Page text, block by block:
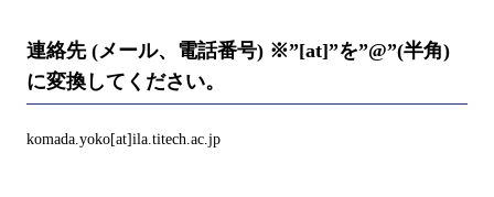
連絡先 (メール、電話番号) ※”[at]”を”@”(半角)
に変換してください。
komada.yoko[at]ila.titech.ac.jp